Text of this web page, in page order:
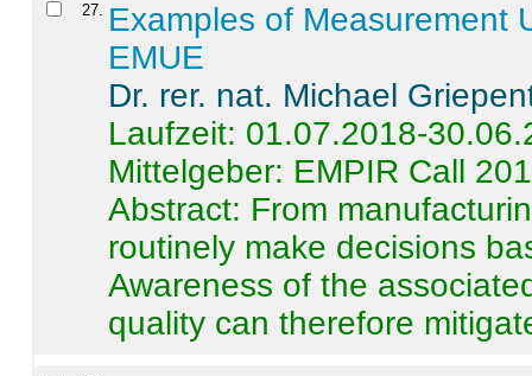
27. Examples of Measurement
EMUE
Dr. rer. nat. Michael
Laufzeit: 01.07.2018-
Mittelgeber: EMPIR Call
Abstract: From
routinely make decisions
Awareness of the
quality can therefore